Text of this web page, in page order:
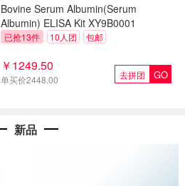
Bovine Serum Albumin(Serum
Albumin) ELISA Kit XY9B0001
已抢13件 10人团 包邮
￥1249.50
单买价2448.00 GO
去拼团
新品